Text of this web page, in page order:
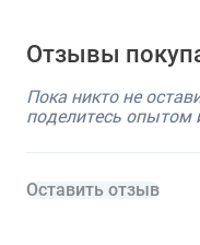
Отзывы
Пока никто не
поделитесь опытом
Оставить отзыв